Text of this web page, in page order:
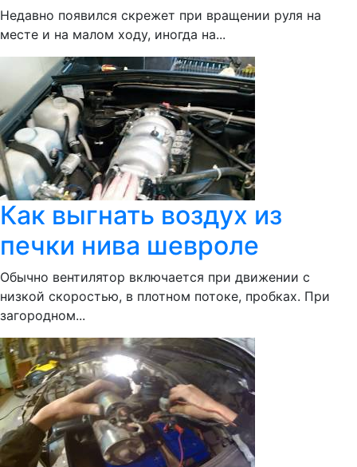
Недавно появился скрежет при вращении руля на
месте и на малом ходу, иногда на...
Как выгнать воздух из
печки нива шевроле
Обычно вентилятор включается при движении с
низкой скоростью, в плотном потоке, пробках. При
загородном...